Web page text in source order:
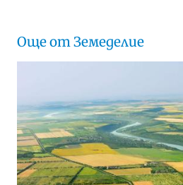
Още от Земеделие